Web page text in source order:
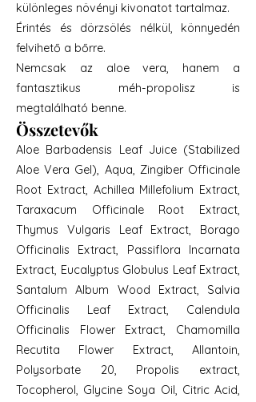
különleges növényi kivonatot tartalmaz.
Érintés és dörzsölés nélkül, könnyedén
felvihető a bőrre.
Nemcsak az aloe vera, hanem a
fantasztikus méh-propolisz is
megtalálható benne.
Összetevők
Aloe Barbadensis Leaf Juice (Stabilized
Aloe Vera Gel), Aqua, Zingiber Officinale
Root Extract, Achillea Millefolium Extract,
Taraxacum Officinale Root Extract,
Thymus Vulgaris Leaf Extract, Borago
Officinalis Extract, Passiflora Incarnata
Extract, Eucalyptus Globulus Leaf Extract,
Santalum Album Wood Extract, Salvia
Officinalis Leaf Extract, Calendula
Officinalis Flower Extract, Chamomilla
Recutita Flower Extract, Allantoin,
Polysorbate 20, Propolis extract,
Tocopherol, Glycine Soya Oil, Citric Acid,